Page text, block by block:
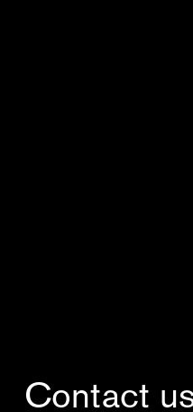
Contact